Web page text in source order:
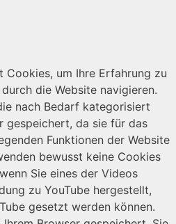
Cookies, um Ihre Erfahrung zu
die Website navigieren.
nach Bedarf kategorisiert
gespeichert, da sie für das
Funktionen der Website
bewusst keine Cookies
Sie eines der Videos
zu YouTube hergestellt,
gesetzt werden können.